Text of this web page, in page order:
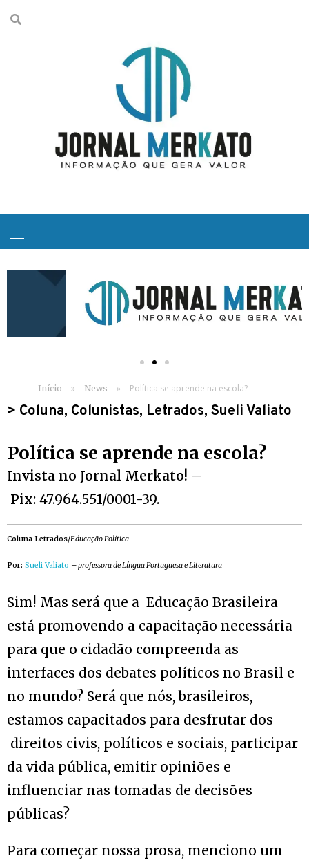
Início » News » Política se aprende na escola?
> Coluna, Colunistas, Letrados, Sueli Valiato
Política se aprende na escola?
Invista no Jornal Merkato! –
Pix: 47.964.551/0001-39.
Coluna Letrados/Educação Política
Por: Sueli Valiato –professora de Língua Portuguesa e Literatura
Sim! Mas será que a Educação Brasileira
está promovendo a capacitação necessária
para que o cidadão compreenda as
interfaces dos debates políticos no Brasil e
no mundo? Será que nós, brasileiros,
estamos capacitados para desfrutar dos
direitos civis, políticos e sociais, participar
da vida pública, emitir opiniões e
influenciar nas tomadas de decisões
públicas?
Para começar nossa prosa, menciono um